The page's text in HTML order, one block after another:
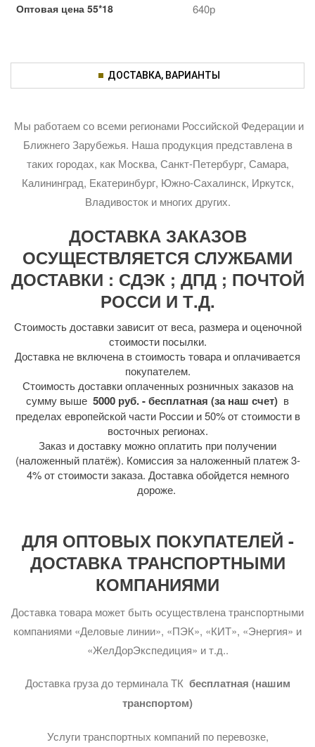
Оптовая цена 55*18 640р
ДОСТАВКА, ВАРИАНТЫ
Мы работаем со всеми регионами Российской Федерации и
Ближнего Зарубежья. Наша продукция представлена в
таких городах, как Москва, Санкт-Петербург, Самара,
Калининград, Екатеринбург, Южно-Сахалинск, Иркутск,
Владивосток и многих других.
ДОСТАВКА ЗАКАЗОВ
ОСУЩЕСТВЛЯЕТСЯ СЛУЖБАМИ
ДОСТАВКИ : СДЭК ; ДПД ; ПОЧТОЙ
РОССИ И Т.Д.
Стоимость доставки зависит от веса, размера и оценочной
стоимости посылки.
Доставка не включена в стоимость товара и оплачивается
покупателем.
Стоимость доставки оплаченных розничных заказов на
сумму выше 5000 руб. - бесплатная (за наш счет) в
пределах европейской части России и 50% от стоимости в
восточных регионах.
Заказ и доставку можно оплатить при получении
(наложенный платёж). Комиссия за наложенный платеж 3-
4% от стоимости заказа. Доставка обойдется немного
дороже.
ДЛЯ ОПТОВЫХ ПОКУПАТЕЛЕЙ -
ДОСТАВКА ТРАНСПОРТНЫМИ
КОМПАНИЯМИ
Доставка товара может быть осуществлена транспортными
компаниями «Деловые линии», «ПЭК», «КИТ», «Энергия» и
«ЖелДорЭкспедиция» и т.д..
Доставка груза до терминала ТК бесплатная (нашим
транспортом)
Услуги транспортных компаний по перевозке,